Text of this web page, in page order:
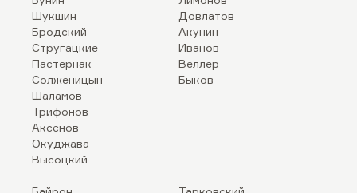
Шукшин
Бродский
Стругацкие
Пастернак
Солженицын
Шаламов
Трифонов
Аксенов
Окуджава
Высоцкий
Довлатов
Акунин
Иванов
Веллер
Быков